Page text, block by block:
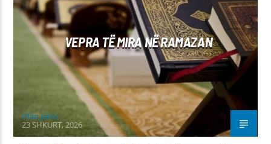
VEPRA TË MIRA NË RAMAZAN
Irfan Jahiu
23 SHKURT, 2026